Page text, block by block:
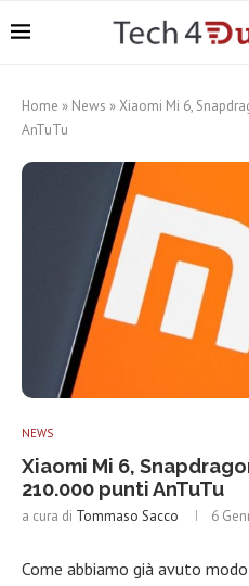
Home » News »Xiaomi Mi 6,
AnTuTu
NEWS
Xiaomi Mi 6,
210.000 punti AnTuTu
a cura di Tommaso Sacco 6
Come abbiamo già avuto